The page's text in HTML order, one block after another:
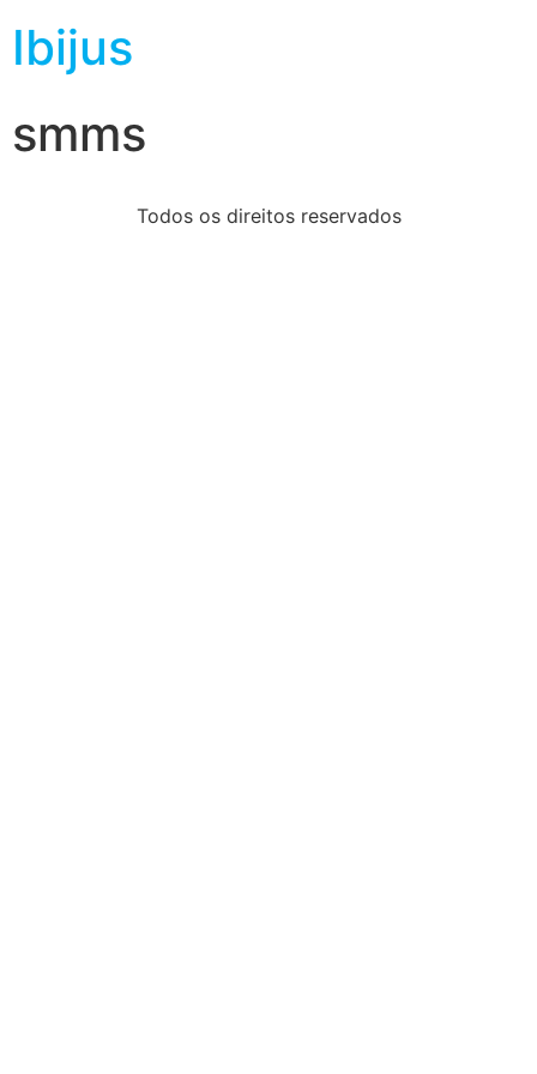
Ibijus
smms
Todos os direitos reservados